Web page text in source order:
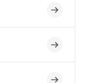
Incompleto
Incompleto
Incompleto